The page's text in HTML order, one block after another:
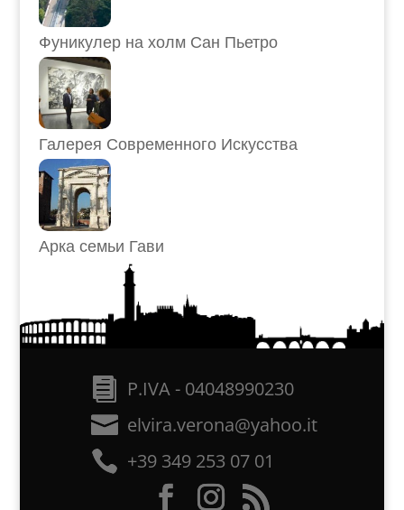
Фуникулер на холм Сан Пьетро
Галерея Современного Искусства
Арка семьи Гави
P.IVA - 04048990230
elvira.verona@yahoo.it
+39 349 253 07 01